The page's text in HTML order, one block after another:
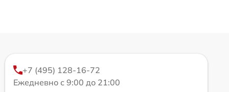
+7 (495) 128-16-72
Ежедневно с 9:00 до 21:00